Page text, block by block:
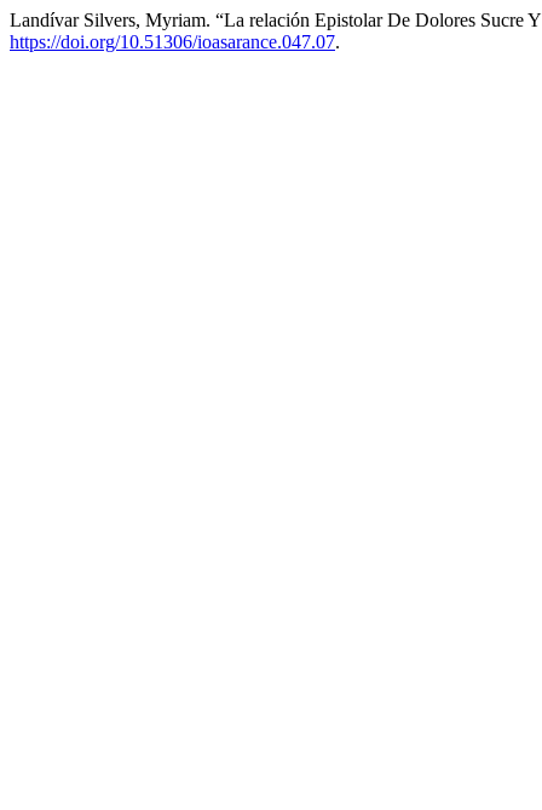
Landívar Silvers, Myriam. “La relación Epistolar De Dolores Sucre
https://doi.org/10.51306/ioasarance.047.07.